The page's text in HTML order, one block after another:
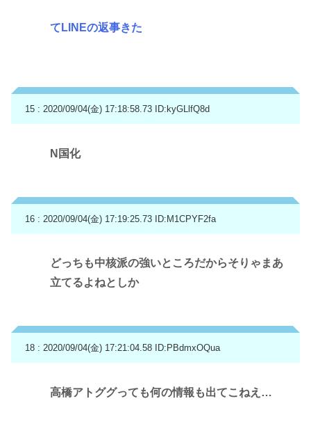
てLINEの返事きた
15 : 2020/09/04(金) 17:18:58.73 ID:kyGLlfQ8d
N国化
16 : 2020/09/04(金) 17:19:25.73 ID:M1CPYF2fa
どっちも中核派の強いところだからそりゃまあ
立てるよねとしか
18 : 2020/09/04(金) 17:21:04.58 ID:PBdmxOQua
高橋アトググっても何の情報も出てこねえ…